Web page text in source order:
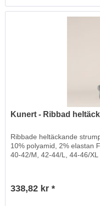
Kunert - Ribbad
Ribbade heltäckande
10% polyamid, 2% elastan
40-42/M, 42-44/L, 44-46/
338,82 kr *